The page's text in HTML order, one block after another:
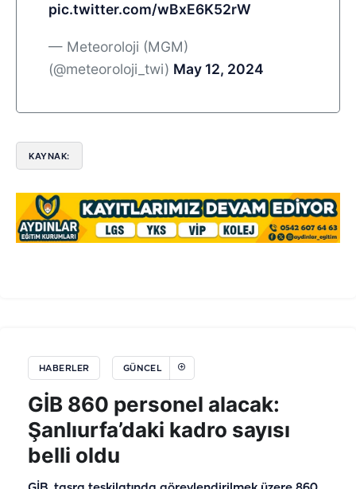
pic.twitter.com/wBxE6K52rW
— Meteoroloji (MGM)
(@meteoroloji_twi) May 12, 2024
KAYNAK:
HABERLER GÜNCEL
GİB 860 personel alacak:
Şanlıurfa’daki kadro sayısı
belli oldu